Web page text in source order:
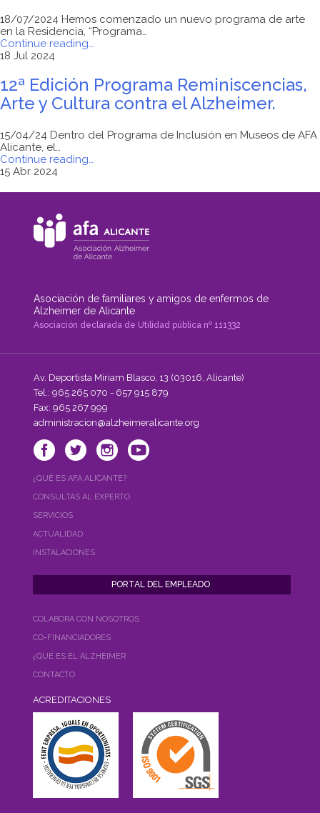
“"
18/07/2024 Hemos comenzado un nuevo programa de arte
en la Residencia, “Programa…
Continue reading
de
Expresión
Artística
la
creatividad»
el
…
18 Jul 2024
12ª Edición Programa Reminiscencias,
Arte y Cultura contra el Alzheimer.
15/04/24 Dentro del Programa de Inclusión en Museos de AFA
Alicante, el…
Continue reading
Reminiscencias,
y
Cultura
contra
el
…
15 Abr 2024
Asociación de familiares y amigos de enfermos de
Alzheimer de Alicante
Asociación declarada de Utilidad pública nº 111332
Av. Deportista Miriam Blasco, 13 (03016, Alicante)
Tel.: 965 265 070 - 657 915 879
Fax: 965 267 999
administracion@alzheimeralicante.org
¿QUÉ ES AFA ALICANTE?
CONSULTAS AL EXPERTO
SERVICIOS
ACTUALIDAD
INSTALACIONES
COLABORA CON NOSOTROS
CO-FINANCIADORES
¿QUÉ ES EL ALZHEIMER
CONTACTO
ACREDITACIONES